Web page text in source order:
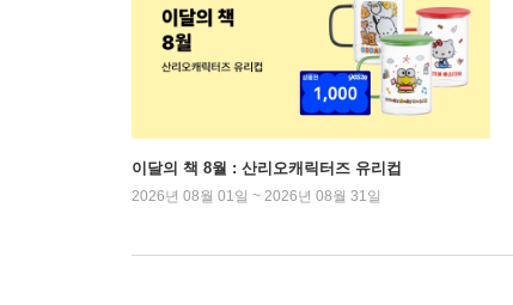
이달의 책 8월 : 산리오캐릭터즈 유리컵
2026년 08월 01일 ~ 2026년 08월 31일